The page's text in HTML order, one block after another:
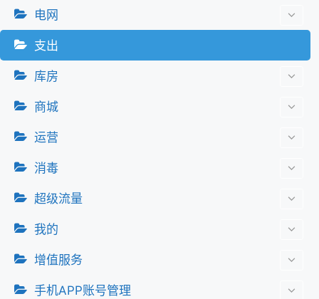
电网
支出
库房
商城
运营
消毒
超级流量
我的
增值服务
手机APP账号管理